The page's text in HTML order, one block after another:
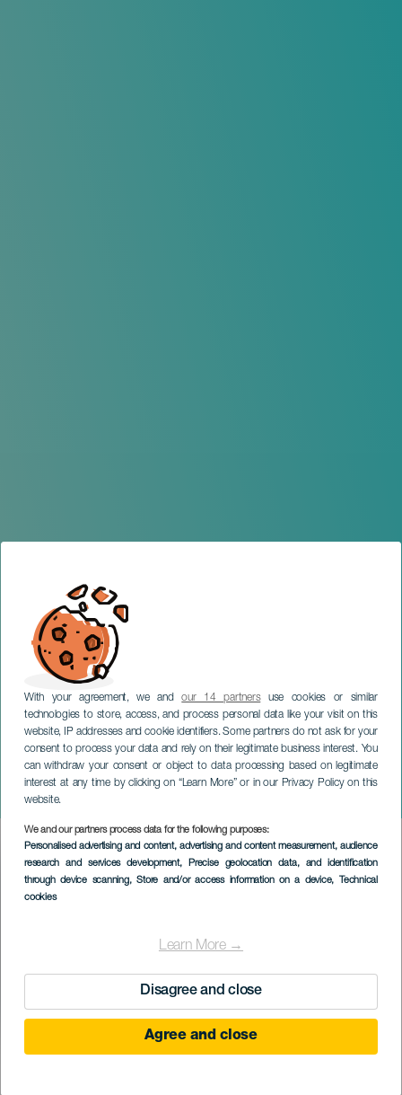
With your agreement, we andour 14 partnersuse cookies or similar
technologies to store, access, and process personal data like your visit on this
website, IP addresses and cookie identifiers. Some partners do not ask for your
consent to process your data and rely on their legitimate business interest. You
can withdraw your consent or object to data processing based on legitimate
interest at any time by clicking on “Learn More” or in our Privacy Policy on this
website.
We and our partners process data for the following purposes:
Personalised advertising and content, advertising and content measurement, audience
research and services development, Precise geolocation data, and identification
through device scanning, Store and/or access information on a device, Technical
cookies
Learn More →
Disagree and close
Agree and close
Gran Canaria Filharmonikus
Zenekar
LANZAROTE
Imagen
Listado